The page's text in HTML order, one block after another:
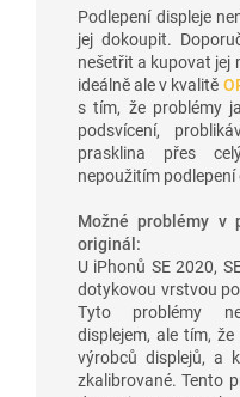
Podlepení displeje
jej dokoupit.
nešetřit a kupovat jej
ideálně ale v kvalitě
s tím, že problémy
podsvícení,
prasklina přes
nepoužitím podlepení
Možné problémy v
originál:
U iPhonů SE 2020,
dotykovou vrstvou
Tyto problémy
displejem, ale tím,
výrobců displejů, a
zkalibrované. Tento